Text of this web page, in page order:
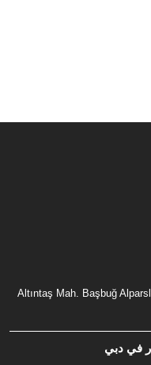
Altıntaş Mah. Başbuğ
في دبي